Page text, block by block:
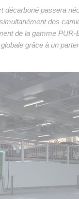
décarboné passera
des
de la gamme
grâce à un